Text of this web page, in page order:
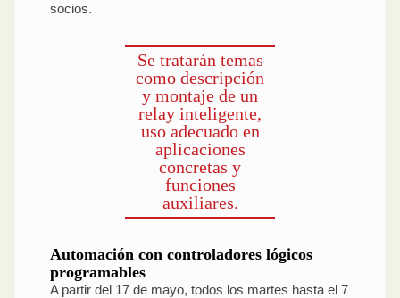
socios.
Se tratarán temas
como descripción
y montaje de un
relay inteligente,
uso adecuado en
aplicaciones
concretas y
funciones
auxiliares.
Automación con controladores lógicos
programables
A partir del 17 de mayo, todos los martes hasta el 7